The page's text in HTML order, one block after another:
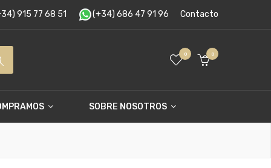
915 77 68 51 (+34) 686 47 91 96 Contacto
0 0
SOBRE NOSOTROS